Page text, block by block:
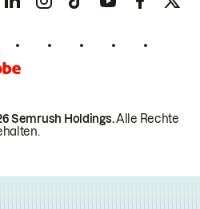
Semrush Holdings.Alle Rechte